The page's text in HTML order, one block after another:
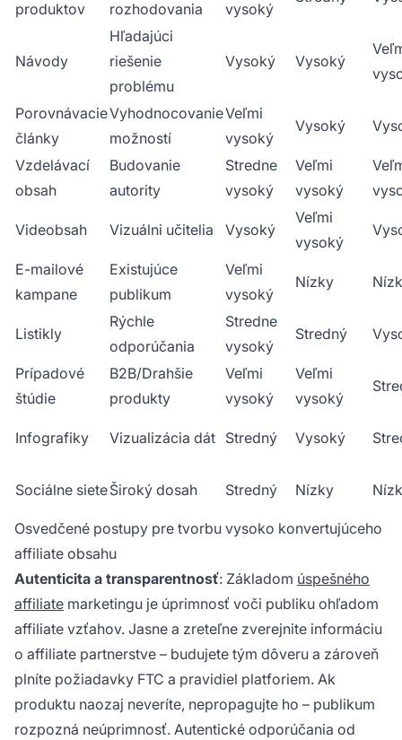
produktov
rozhodovania
vysoký
Návody
Hľadajúci
riešenie
problému
Vysoký Vysoký
Porovnávacie
články
Vyhodnocovanie
možností
Veľmi
vysoký
Vysoký
Vzdelávací
obsah
Budovanie
autority
Stredne
vysoký
Veľmi
vysoký
Videobsah Vizuálni učitelia Vysoký
Veľmi
vysoký
E-mailové
kampane
Existujúce
publikum
Veľmi
vysoký
Nízky
Listikly
Rýchle
odporúčania
Stredne
vysoký
Stredný
Prípadové
štúdie
B2B/Drahšie
produkty
Veľmi
vysoký
Veľmi
vysoký
Infografiky Vizualizácia dát Stredný Vysoký
Sociálne sieteŠiroký dosah Stredný Nízky
Osvedčené postupy pre tvorbu vysoko konvertujúceho
affiliate obsahu
Autenticita a transparentnosť: Základom úspešného
affiliate marketingu je úprimnosť voči publiku ohľadom
affiliate vzťahov. Jasne a zreteľne zverejnite informáciu
o affiliate partnerstve – budujete tým dôveru a zároveň
plníte požiadavky FTC a pravidiel platforiem. Ak
produktu naozaj neveríte, nepropagujte ho – publikum
rozpozná neúprimnosť. Autentické odporúčania od